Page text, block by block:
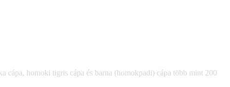
cápa, homoki tigris cápa és barna (homokpadi) cápa több mint 200